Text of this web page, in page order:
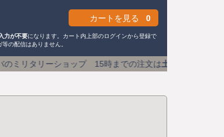
カートを見る 0
力が不要になります。カート内上部のログインから登録で
の配信はありません。
時までの注文は土日祝も即日発送送料590円 (1万